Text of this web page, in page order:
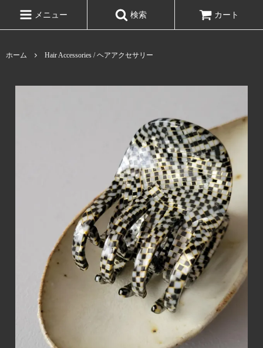
メニュー 検索 カート
ホーム Hair Accessories / ヘアアクセサリー